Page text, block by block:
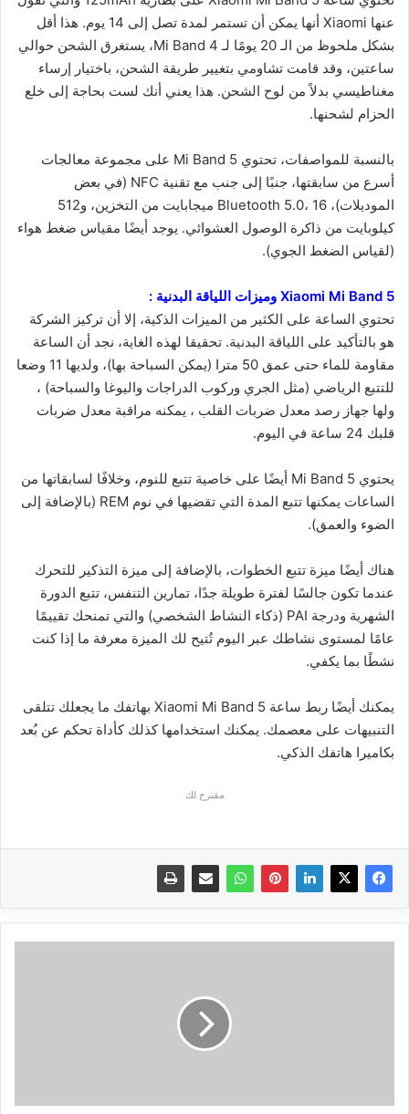
عنها Xiaomi أنها يمكن أن تستمر لمدة تصل إلى 14 يوم. هذا أقل
بشكل ملحوظ من الـ 20 يومًا لـ Mi Band 4، يستغرق الشحن حوالي
ساعتين، وقد قامت تشاومي بتغيير طريقة الشحن، باختيار إرساء
مغناطيسي بدلاً من لوح الشحن. هذا يعني أنك لست بحاجة إلى خلع
الحزام لشحنها.
بالنسبة للمواصفات، تحتوي Mi Band 5 على مجموعة معالجات
أسرع من سابقتها، جنبًا إلى جنب مع تقنية NFC (في بعض
الموديلات)، Bluetooth 5.0، 16 ميجابايت من التخزين، و512
كيلوبايت من ذاكرة الوصول العشوائي. يوجد أيضًا مقياس ضغط هواء
(لقياس الضغط الجوي).
Xiaomi Mi Band 5 وميزات اللياقة البدنية :
تحتوي الساعة على الكثير من الميزات الذكية، إلا أن تركيز الشركة
هو بالتأكيد على اللياقة البدنية. تحقيقا لهذه الغاية، نجد أن الساعة
مقاومة للماء حتى عمق 50 مترا (يمكن السباحة بها)، ولديها 11 وضعا
للتتبع الرياضي (مثل الجري وركوب الدراجات واليوغا والسباحة) ،
ولها جهاز رصد معدل ضربات القلب ، يمكنه مراقبة معدل ضربات
قلبك 24 ساعة في اليوم.
يحتوي Mi Band 5 أيضًا على خاصية تتبع للنوم، وخلافًا لسابقاتها من
الساعات يمكنها تتبع المدة التي تقضيها في نوم REM (بالإضافة إلى
الضوء والعمق).
هناك أيضًا ميزة تتبع الخطوات، بالإضافة إلى ميزة التذكير للتحرك
عندما تكون جالسًا لفترة طويلة جدًا، تمارين التنفس، تتبع الدورة
الشهرية ودرجة PAI (ذكاء النشاط الشخصي) والتي تمنحك تقييمًا
عامًا لمستوى نشاطك عبر اليوم تُتيح لك الميزة معرفة ما إذا كنت
نشطًا بما يكفي.
يمكنك أيضًا ربط ساعة Xiaomi Mi Band 5 بهاتفك ما يجعلك تتلقى
التنبيهات على معصمك. يمكنك استخدامها كذلك كأداة تحكم عن بُعد
بكاميرا هاتفك الذكي.
مقترح لك
من